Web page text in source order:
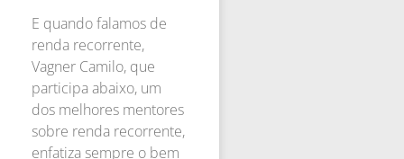
E quando falamos de
renda recorrente,
Vagner Camilo, que
participa abaixo, um
dos melhores mentores
sobre renda recorrente,
enfatiza sempre o bem